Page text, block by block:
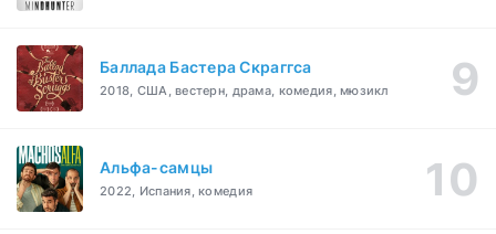
Баллада Бастера Скраггса
2018, США, вестерн, драма, комедия, мюзикл
Альфа-самцы
2022, Испания, комедия